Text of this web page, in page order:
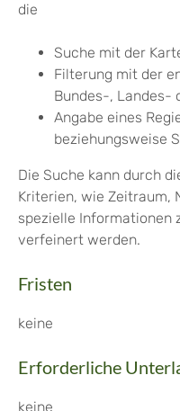
die
Suche mit der
Filterung mit der
Bundes-, Landes-
Angabe eines
beziehungsweise
Die Suche kann durch
Kriterien, wie Zeitraum,
spezielle Informationen
verfeinert werden.
Fristen
keine
Erforderliche
keine